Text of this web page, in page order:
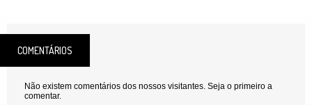
COMENTÁRIOS
Não existem comentários dos nossos visitantes. Seja o primeiro a
comentar.